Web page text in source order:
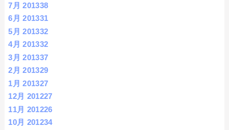
7月 201338
6月 201331
5月 201332
4月 201332
3月 201337
2月 201329
1月 201327
12月 201227
11月 201226
10月 201234